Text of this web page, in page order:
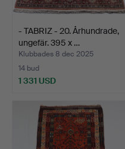
- TABRIZ - 20. Århundrade,
ungefär. 395 x …
Klubbades 8 dec 2025
14 bud
1 331 USD